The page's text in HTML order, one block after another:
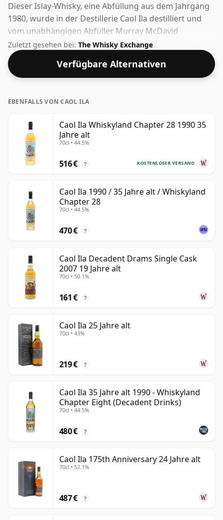
Dieser Islay-Whisky, eine Abfüllung aus dem Jahrgang
1980, wurde in der Destillerie Caol Ila destilliert und
vom unabhängigen Abfüller Murray McDavid
ausgewählt, um ihn unter seinem eigenen Label
herauszubringen. Mit 55,4 % Vol. ist dieser
Alkoholgehalt mehr als akzeptabel. Abgefüllt in der
Standardausgabegröße von 70 cl.
Zuletzt gesehen bei: The Whisky Exchange
Verfügbare Alternativen
EBENFALLS VON CAOL ILA
Caol Ila Whiskyland Chapter 28 1990 35
Jahre alt
70cl • 44.5%
KOSTENLOSER VERSAND
516 € ?
Caol Ila 1990 / 35 Jahre alt / Whiskyland
Chapter 28
70cl • 44.5%
470 € ?
Caol Ila Decadent Drams Single Cask
2007 19 Jahre alt
70cl • 50.1%
161 € ?
Caol Ila 25 Jahre alt
70cl • 43%
219 € ?
Caol Ila 35 Jahre alt 1990 - Whiskyland
Chapter Eight (Decadent Drinks)
70cl • 44.5%
480 € ?
Caol Ila 175th Anniversary 24 Jahre alt
70cl • 52.1%
487 € ?